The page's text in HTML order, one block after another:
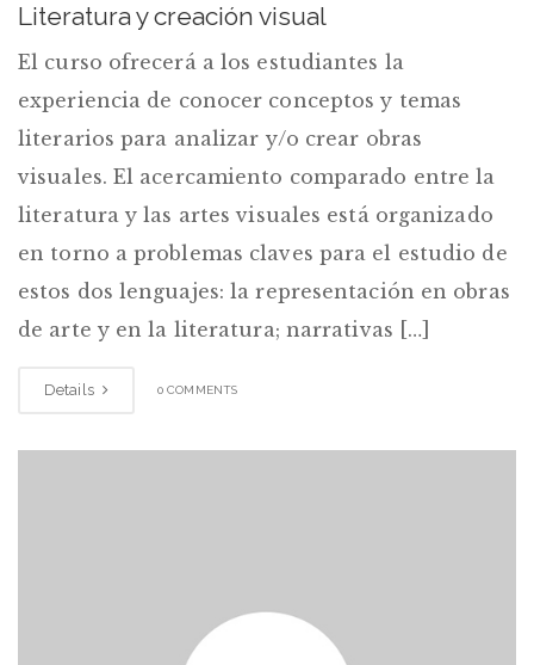
Literatura y creación visual
El curso ofrecerá a los estudiantes la
experiencia de conocer conceptos y temas
literarios para analizar y/o crear obras
visuales. El acercamiento comparado entre la
literatura y las artes visuales está organizado
en torno a problemas claves para el estudio de
estos dos lenguajes: la representación en obras
de arte y en la literatura; narrativas […]
Details 0 COMMENTS